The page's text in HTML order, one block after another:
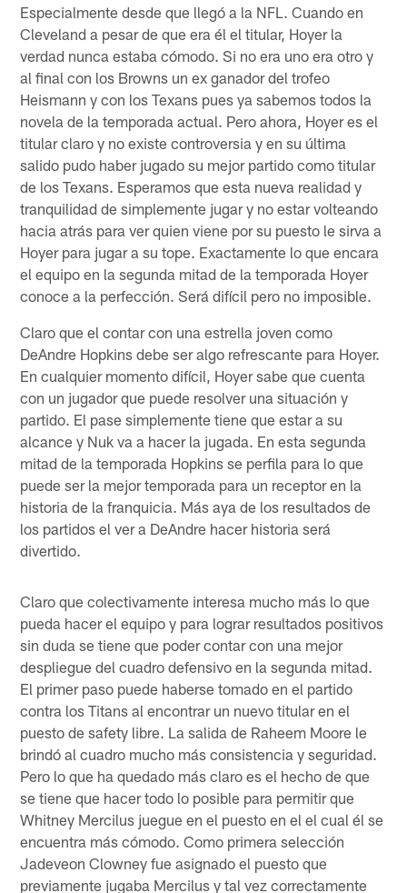
Especialmente desde que llegó a la NFL. Cuando en
Cleveland a pesar de que era él el titular, Hoyer la
verdad nunca estaba cómodo. Si no era uno era otro y
al final con los Browns un ex ganador del trofeo
Heismann y con los Texans pues ya sabemos todos la
novela de la temporada actual. Pero ahora, Hoyer es el
titular claro y no existe controversia y en su última
salido pudo haber jugado su mejor partido como titular
de los Texans. Esperamos que esta nueva realidad y
tranquilidad de simplemente jugar y no estar volteando
hacia atrás para ver quien viene por su puesto le sirva a
Hoyer para jugar a su tope. Exactamente lo que encara
el equipo en la segunda mitad de la temporada Hoyer
conoce a la perfección. Será difícil pero no imposible.
Claro que el contar con una estrella joven como
DeAndre Hopkins debe ser algo refrescante para Hoyer.
En cualquier momento difícil, Hoyer sabe que cuenta
con un jugador que puede resolver una situación y
partido. El pase simplemente tiene que estar a su
alcance y Nuk va a hacer la jugada. En esta segunda
mitad de la temporada Hopkins se perfila para lo que
puede ser la mejor temporada para un receptor en la
historia de la franquicia. Más aya de los resultados de
los partidos el ver a DeAndre hacer historia será
divertido.
Claro que colectivamente interesa mucho más lo que
pueda hacer el equipo y para lograr resultados positivos
sin duda se tiene que poder contar con una mejor
despliegue del cuadro defensivo en la segunda mitad.
El primer paso puede haberse tomado en el partido
contra los Titans al encontrar un nuevo titular en el
puesto de safety libre. La salida de Raheem Moore le
brindó al cuadro mucho más consistencia y seguridad.
Pero lo que ha quedado más claro es el hecho de que
se tiene que hacer todo lo posible para permitir que
Whitney Mercilus juegue en el puesto en el el cual él se
encuentra más cómodo. Como primera selección
Jadeveon Clowney fue asignado el puesto que
previamente jugaba Mercilus y tal vez correctamente